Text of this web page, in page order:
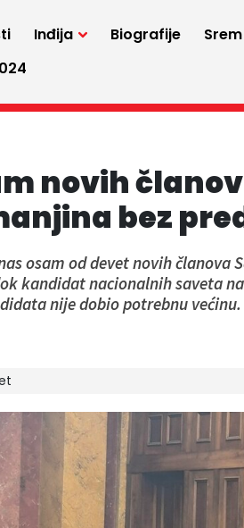
Inđija Biografije Srem
novih
bez
osam od devet novih članova
kandidat nacionalnih saveta
nije dobio potrebnu većinu.